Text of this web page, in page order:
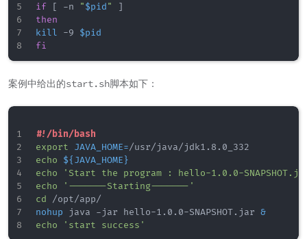
if
[ -n "$pid"
]
then
kill -9 $pid
fi
案例中给出的start.sh脚本如下：
#!/bin/bash
export
JAVA_HOME=
echo
${JAVA_HOME}
echo
'Start the program : hello-1.0.0-
echo
'-------Starting-------'
cd
nohup java -jar hello-1.0.0-SNAPSHOT.jar &
echo
'start success'